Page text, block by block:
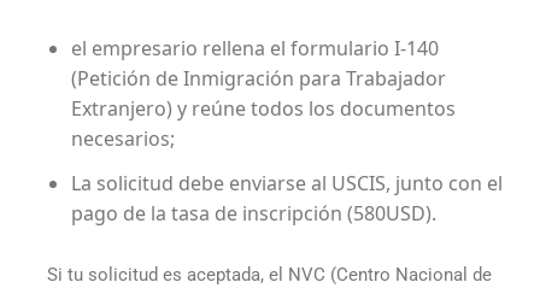
el empresario rellena el formulario I-140
(Petición de Inmigración para Trabajador
Extranjero) y reúne todos los documentos
necesarios;
La solicitud debe enviarse al USCIS, junto con el
pago de la tasa de inscripción (580USD).
Si tu solicitud es aceptada, el NVC (Centro Nacional de